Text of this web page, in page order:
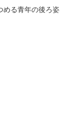
める青年の後ろ姿